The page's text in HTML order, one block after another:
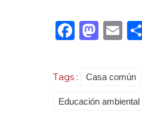
FacebookMastodon
Email
Tags : Casa común
Educación ambiental